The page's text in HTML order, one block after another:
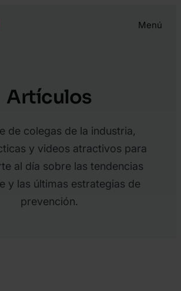
Menú
Artículos
de colegas de la industria,
y videos atractivos para
al día sobre las tendencias
y las últimas estrategias de
prevención.